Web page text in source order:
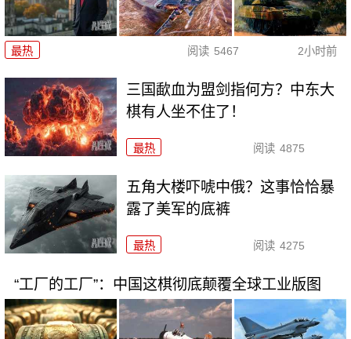
最热 阅读 5467 2小时前
三国歃血为盟剑指何方？中东大
棋有人坐不住了！
最热 阅读 4875
五角大楼吓唬中俄？这事恰恰暴
露了美军的底裤
最热 阅读 4275
“工厂的工厂”：中国这棋彻底颠覆全球工业版图